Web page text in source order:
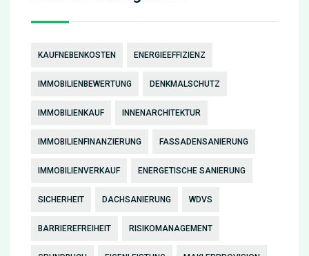
KAUFNEBENKOSTEN ENERGIEEFFIZIENZ
IMMOBILIENBEWERTUNG DENKMALSCHUTZ
IMMOBILIENKAUF INNENARCHITEKTUR
IMMOBILIENFINANZIERUNG FASSADENSANIERUNG
IMMOBILIENVERKAUF ENERGETISCHE SANIERUNG
SICHERHEIT DACHSANIERUNG WDVS
BARRIEREFREIHEIT RISIKOMANAGEMENT